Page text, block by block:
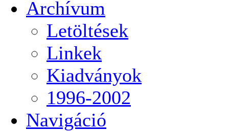
Archívum
Letöltések
Linkek
Kiadványok
1996-2002
Navigáció